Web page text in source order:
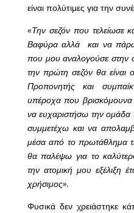
είναι πολύτιμες για την
«Την σεζόν που τελείωσε
Βαφύρα αλλά και να
που μου αναλογούσε στην
την πρώτη σεζόν θα είναι
Προπονητής και
υπέροχα που
να ευχαριστήσω την ομάδα
συμμετέχω και να
μέσα από το πρωτάθλημα
θα παλέψω για το
την ατομική μου εξέλιξη
χρήσιμος».
Φυσικά δεν χρειάστηκε